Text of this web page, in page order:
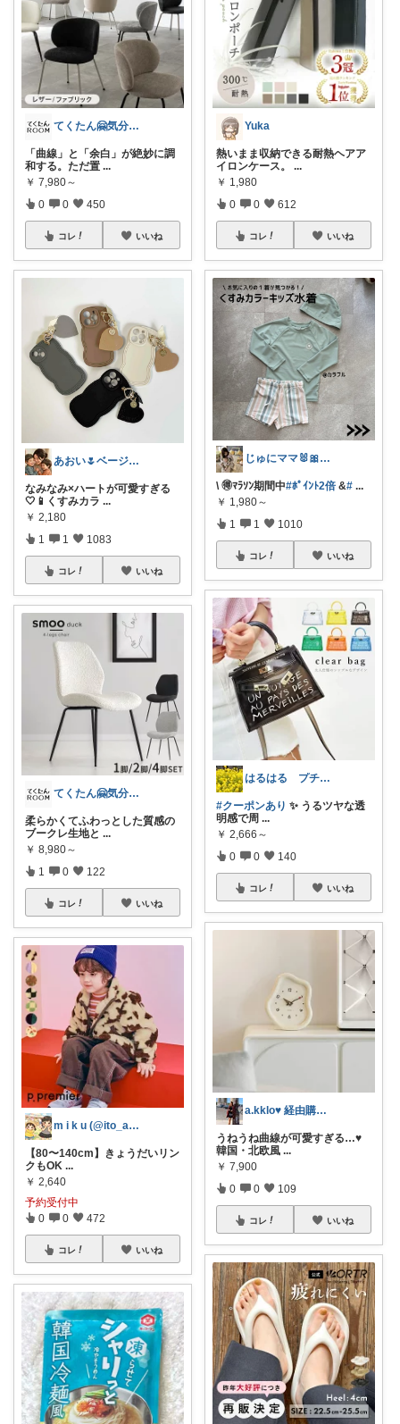
てくたん🤗気分がアガる⤴インテリア雑貨
「曲線」と「余白」が絶妙に調
和する。ただ置 ...
￥ 7,980～
0 0 450
コレ いいね
あおい🌷ベージュ好き♡時短アイテム好き
なみなみ×ハートが可愛すぎる
🤍📱くすみカラ ...
￥ 2,180
1 1 1083
コレ いいね
てくたん🤗気分がアガる⤴インテリア雑貨
柔らかくてふわっとした質感の
ブークレ生地と ...
￥ 8,980～
1 0 122
コレ いいね
m i k u (@ito_aya16)
【80〜140cm】きょうだいリン
クもOK ...
￥ 2,640
予約受付中
0 0 472
コレ いいね
Yuka
熱いまま収納できる耐熱ヘアア
イロンケース。
...
￥ 1,980
0 0 612
コレ いいね
じゅにママ🐰🎀2yboyワーママ
\ 🉐ﾏﾗｿﾝ期間中#ﾎﾟｲﾝﾄ2倍 &# ...
￥ 1,980～
1 1 1010
コレ いいね
はるはる プチプラで楽しく♡*.+゜
#クーポンあり ✨ うるツヤな透
明感で周 ...
￥ 2,666～
0 0 140
コレ いいね
a.kklo♥ 経由購入感謝です💕
うねうね曲線が可愛すぎる…♥
韓国・北欧風 ...
￥ 7,900
0 0 109
コレ いいね